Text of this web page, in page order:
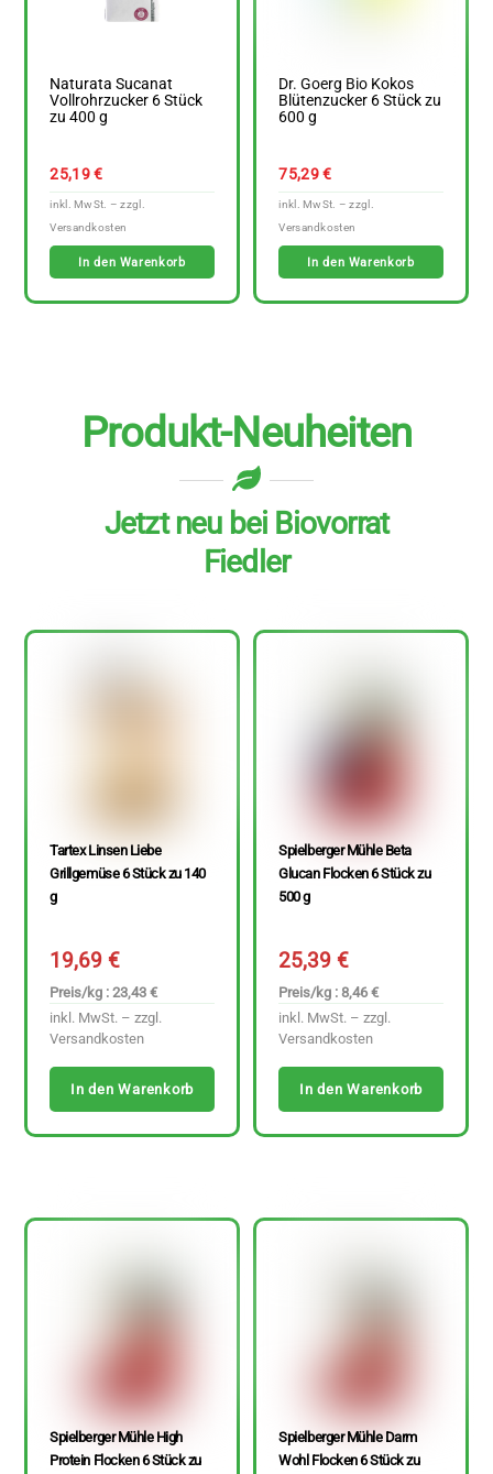
Naturata Sucanat
Vollrohrzucker 6 Stück
zu 400 g
25,19€
In den Warenkorb
Dr. Goerg Bio Kokos
Blütenzucker 6 Stück zu
600 g
75,29€
In den Warenkorb
Produkt-Neuheiten
Jetzt neu bei Biovorrat
Fiedler
Tartex Linsen Liebe
Grillgemüse 6 Stück zu 140
g
19,69€
Preis/kg : 23,43 €
inkl. MwSt. – zzgl.
Versandkosten
In den Warenkorb
Spielberger Mühle Beta
Glucan Flocken 6 Stück zu
500 g
25,39€
Preis/kg : 8,46 €
inkl. MwSt. – zzgl.
Versandkosten
In den Warenkorb
Spielberger Mühle High
Protein Flocken 6 Stück zu
Spielberger Mühle Darm
Wohl Flocken 6 Stück zu